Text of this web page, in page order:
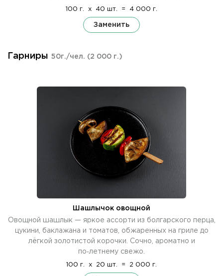
100 г. x 40 шт. = 4 000 г.
Заменить
Гарниры 50г./чел. (2 000 г.)
Шашлычок овощной
Овощной шашлык — яркое ассорти из болгарского перца,
цукини, баклажана и томатов, обжаренных на гриле до
лёгкой золотистой корочки. Сочно, ароматно и
по‑летнему свежо.
100 г. x 20 шт. = 2 000 г.